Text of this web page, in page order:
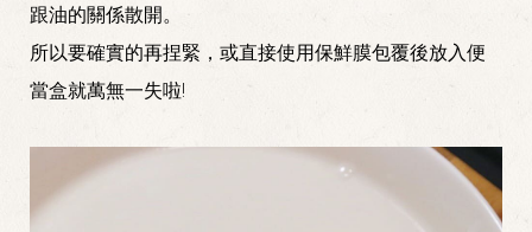
跟油的關係散開。
所以要確實的再捏緊，或直接使用保鮮膜包覆後放入便
當盒就萬無一失啦!